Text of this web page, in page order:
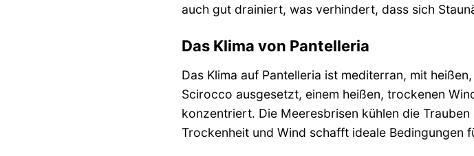
auch gut drainiert, was verhindert, dass sich
Das Klima von Pantelleria
Das Klima auf Pantelleria ist mediterran, mit
Scirocco ausgesetzt, einem heißen, trockenen
konzentriert. Die Meeresbrisen kühlen die
Trockenheit und Wind schafft ideale Bedingungen